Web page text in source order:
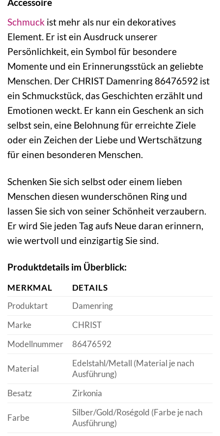
Schmuck ist mehr als nur ein dekoratives
Element. Er ist ein Ausdruck unserer
Persönlichkeit, ein Symbol für besondere
Momente und ein Erinnerungsstück an geliebte
Menschen. Der CHRIST Damenring 86476592 ist
ein Schmuckstück, das Geschichten erzählt und
Emotionen weckt. Er kann ein Geschenk an sich
selbst sein, eine Belohnung für erreichte Ziele
oder ein Zeichen der Liebe und Wertschätzung
für einen besonderen Menschen.
Schenken Sie sich selbst oder einem lieben
Menschen diesen wunderschönen Ring und
lassen Sie sich von seiner Schönheit verzaubern.
Er wird Sie jeden Tag aufs Neue daran erinnern,
wie wertvoll und einzigartig Sie sind.
Produktdetails im Überblick:
MERKMAL
DETAILS
Produktart
Damenring
Marke
CHRIST
Modellnummer
86476592
Material
Edelstahl/Metall (Material je nach
Ausführung)
Besatz
Zirkonia
Farbe
Silber/Gold/Roségold (Farbe je nach
Ausführung)